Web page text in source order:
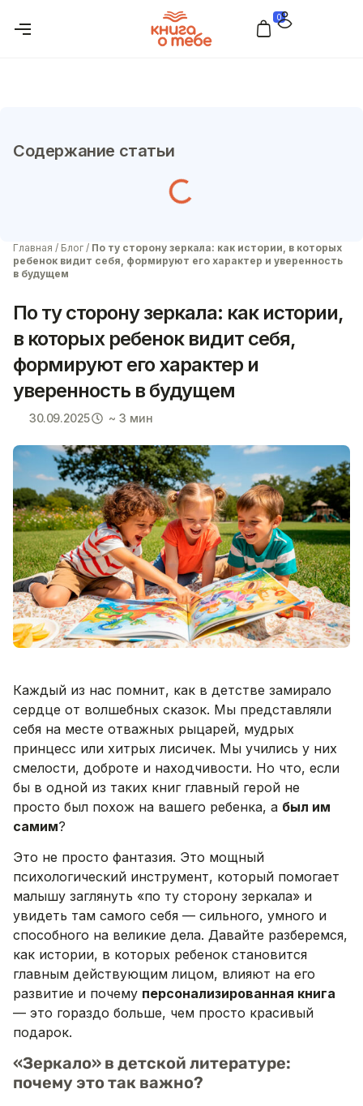
0
Главная / Блог / По ту сторону зеркала: как истории, в которых
ребенок видит себя, формируют его характер и уверенность
в будущем
По ту сторону зеркала: как истории,
в которых ребенок видит себя,
формируют его характер и
уверенность в будущем
30.09.2025 ~ 3 мин
Каждый из нас помнит, как в детстве замирало
сердце от волшебных сказок. Мы представляли
себя на месте отважных рыцарей, мудрых
принцесс или хитрых лисичек. Мы учились у них
смелости, доброте и находчивости. Но что, если
бы в одной из таких книг главный герой не
просто был похож на вашего ребенка, а был им
самим?
Это не просто фантазия. Это мощный
психологический инструмент, который помогает
малышу заглянуть «по ту сторону зеркала» и
увидеть там самого себя — сильного, умного и
способного на великие дела. Давайте разберемся,
как истории, в которых ребенок становится
главным действующим лицом, влияют на его
развитие и почему персонализированная книга
— это гораздо больше, чем просто красивый
подарок.
«Зеркало» в детской литературе:
почему это так важно?
Содержание статьи